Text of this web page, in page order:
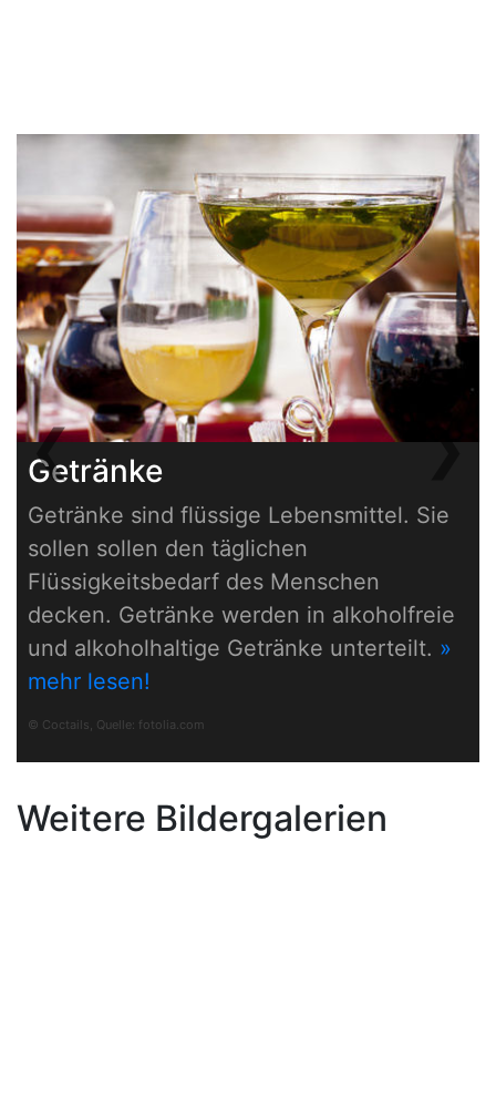
Getränke
Getränke sind flüssige Lebensmittel. Sie
sollen sollen den täglichen
Flüssigkeitsbedarf des Menschen
decken. Getränke werden in alkoholfreie
und alkoholhaltige Getränke unterteilt. »
mehr lesen!
© Coctails, Quelle: fotolia.com
❮Previous ❯
Weitere Bildergalerien